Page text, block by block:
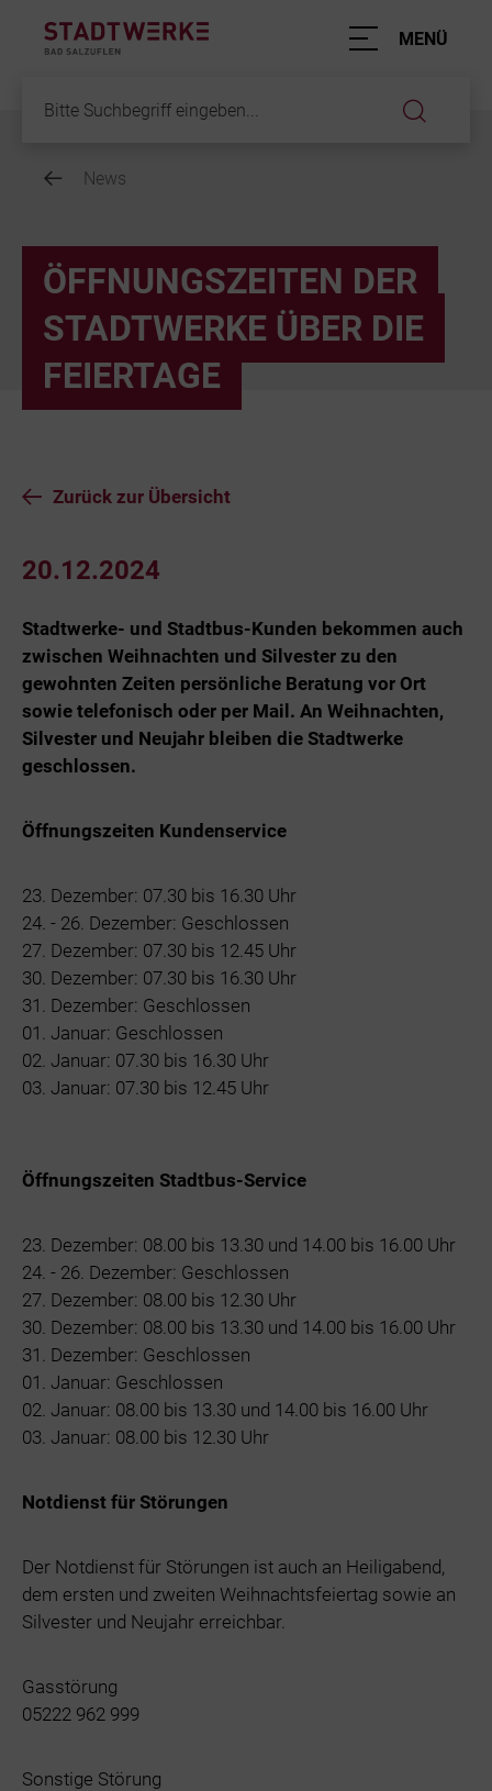
Hauptnavigation
MENÜ
News
ÖFFNUNGSZEITEN DER
STADTWERKE ÜBER DIE
FEIERTAGE
Zurück zur Übersicht
20.12.2024
Stadtwerke- und Stadtbus-Kunden bekommen auch
zwischen Weihnachten und Silvester zu den
gewohnten Zeiten persönliche Beratung vor Ort
sowie telefonisch oder per Mail. An Weihnachten,
Silvester und Neujahr bleiben die Stadtwerke
geschlossen.
Öffnungszeiten Kundenservice
23. Dezember: 07.30 bis 16.30 Uhr
24. - 26. Dezember: Geschlossen
27. Dezember: 07.30 bis 12.45 Uhr
30. Dezember: 07.30 bis 16.30 Uhr
31. Dezember: Geschlossen
01. Januar: Geschlossen
02. Januar: 07.30 bis 16.30 Uhr
03. Januar: 07.30 bis 12.45 Uhr
Öffnungszeiten Stadtbus-Service
23. Dezember: 08.00 bis 13.30 und 14.00 bis 16.00 Uhr
24. - 26. Dezember: Geschlossen
27. Dezember: 08.00 bis 12.30 Uhr
30. Dezember: 08.00 bis 13.30 und 14.00 bis 16.00 Uhr
31. Dezember: Geschlossen
01. Januar: Geschlossen
02. Januar: 08.00 bis 13.30 und 14.00 bis 16.00 Uhr
03. Januar: 08.00 bis 12.30 Uhr
Notdienst für Störungen
Der Notdienst für Störungen ist auch an Heiligabend,
dem ersten und zweiten Weihnachtsfeiertag sowie an
Silvester und Neujahr erreichbar.
Gasstörung
05222 962 999
Sonstige Störung